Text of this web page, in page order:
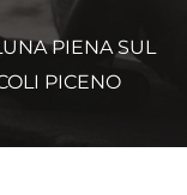
PIENA SUL
PICENO